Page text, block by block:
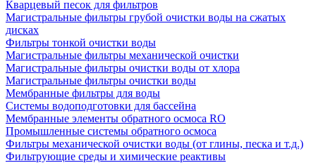
Кварцевый песок для фильтров
Магистральные фильтры грубой очистки воды на сжатых
дисках
Фильтры тонкой очистки воды
Магистральные фильтры механической очистки
Магистральные фильтры очистки воды от хлора
Магистральные фильтры очистки воды
Мембранные фильтры для воды
Системы водоподготовки для бассейна
Мембранные элементы обратного осмоса RO
Промышленные системы обратного осмоса
Фильтры механической очистки воды (от глины, песка и т.д.)
Фильтрующие среды и химические реактивы